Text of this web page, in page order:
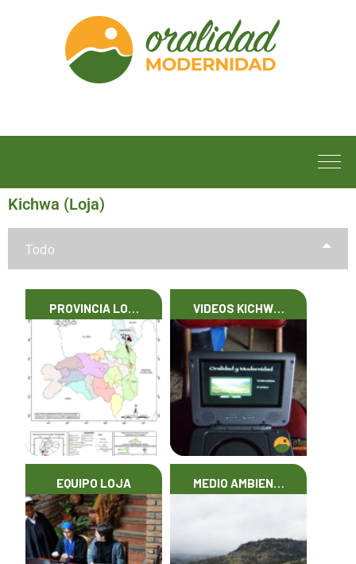
Kichwa (Loja)
Todo
PROVINCIA LO… VIDEOS KICHW…
EQUIPO LOJA MEDIO AMBIEN…